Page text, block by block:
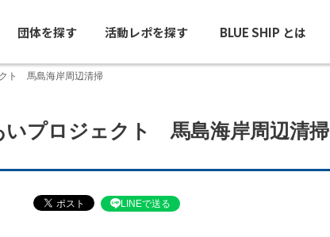
団体を探す 活動レポを探す BLUE SHIP とは
ト 馬島海岸周辺清掃
いプロジェクト 馬島海岸周辺清掃
LINEで送る